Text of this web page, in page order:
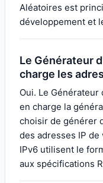
Aléatoires est
développement et
Le Générateur
charge les
Oui. Le
en charge la
choisir de générer
des adresses IP
IPv6 utilisent le
aux spécifications